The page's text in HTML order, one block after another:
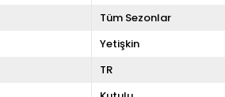
Tüm Sezonlar
Yetişkin
TR